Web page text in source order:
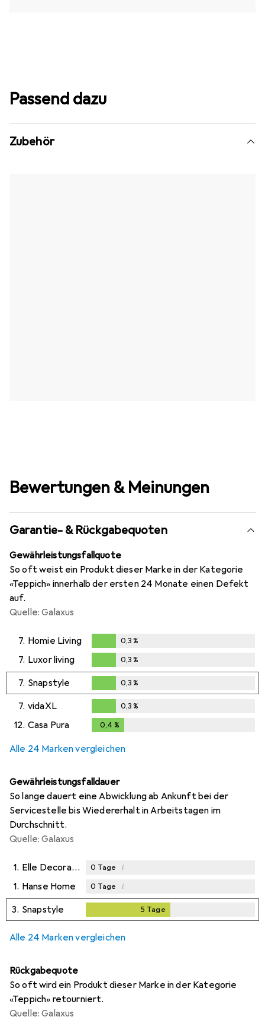
Passend dazu
Zubehör
Bewertungen & Meinungen
Garantie- & Rückgabequoten
Gewährleistungsfallquote
So oft weist ein Produkt dieser Marke in der Kategorie
«Teppich» innerhalb der ersten 24 Monate einen Defekt
auf.
Quelle: Galaxus
7. Homie Living
0,3%
0,3%
7. Luxor living
0,3%
0,3%
7. Snapstyle
0,3%
0,3%
7. vidaXL
0,3%
0,3%
12. Casa Pura 0,4 %
Alle 24 Marken vergleichen
Gewährleistungsfalldauer
So lange dauert eine Abwicklung ab Ankunft bei der
Servicestelle bis Wiedererhalt in Arbeitstagen im
Durchschnitt.
Quelle: Galaxus
1. Elle Decoration 0 Tage i
1. Hanse Home 0 Tage i
3. Snapstyle 5 Tage
Alle 24 Marken vergleichen
Rückgabequote
So oft wird ein Produkt dieser Marke in der Kategorie
«Teppich» retourniert.
Quelle: Galaxus